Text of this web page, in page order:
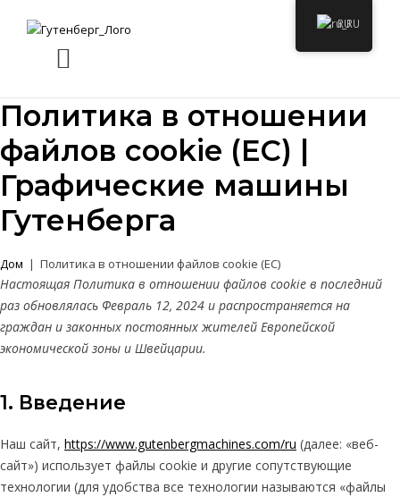
Политика в отношении
файлов cookie (ЕС) |
Графические машины
Гутенберга
Дом | Политика в отношении файлов cookie (ЕС)
Настоящая Политика в отношении файлов cookie в последний
раз обновлялась Февраль 12, 2024 и распространяется на
граждан и законных постоянных жителей Европейской
экономической зоны и Швейцарии.
1. Введение
Наш сайт, https://www.gutenbergmachines.com/ru (далее: «веб-
сайт») использует файлы cookie и другие сопутствующие
технологии (для удобства все технологии называются «файлы
RU